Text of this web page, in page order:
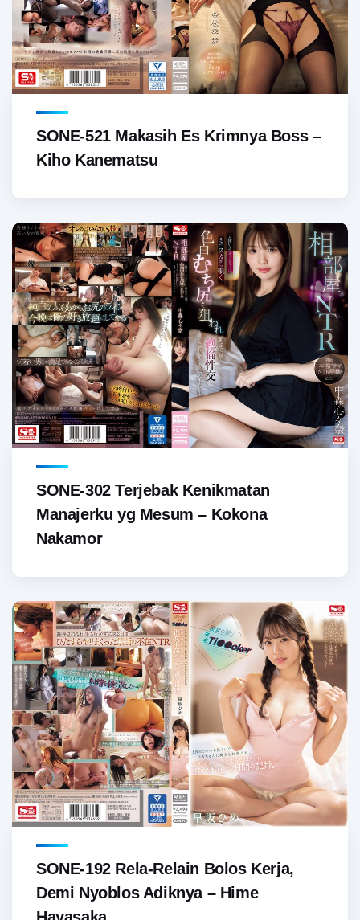
SONE-521 Makasih Es Krimnya Boss –
Kiho Kanematsu
SONE-302 Terjebak Kenikmatan
Manajerku yg Mesum – Kokona
Nakamor
SONE-192 Rela-Relain Bolos Kerja,
Demi Nyoblos Adiknya – Hime